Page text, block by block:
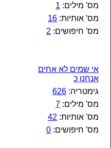
מס' מילים: 1
מס' אותיות: 16
מס' חיפושים: 2
אי שמים לא אחים
אנחנו כ
גימטריה: 626
מס' מילים: 7
מס' אותיות: 42
מס' חיפושים: 0